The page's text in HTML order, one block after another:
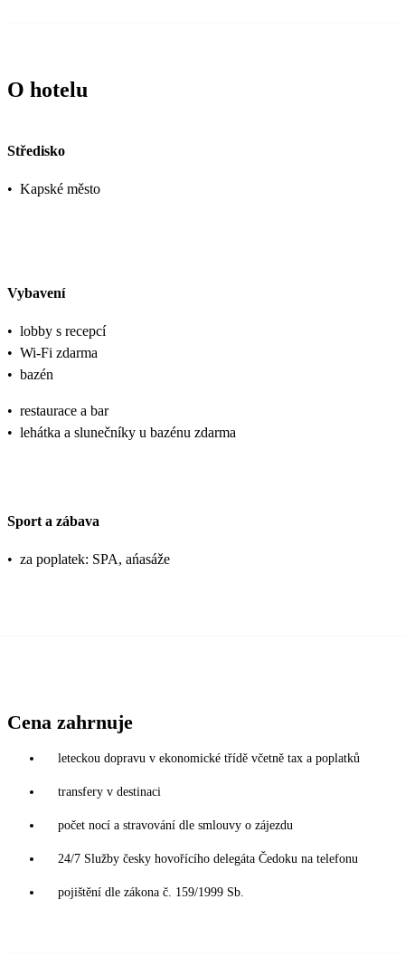
O hotelu
Středisko
• Kapské město
Vybavení
• lobby s recepcí
• Wi-Fi zdarma
• bazén
• restaurace a bar
• lehátka a slunečníky u bazénu zdarma
Sport a zábava
• za poplatek: SPA, ańasáže
Cena zahrnuje
leteckou dopravu v ekonomické třídě včetně tax a poplatků
transfery v destinaci
počet nocí a stravování dle smlouvy o zájezdu
24/7 Služby česky hovořícího delegáta Čedoku na telefonu
pojištění dle zákona č. 159/1999 Sb.